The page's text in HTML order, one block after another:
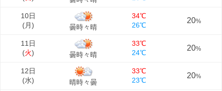
10日
(月) 曇時々晴
34℃
26℃
20%
11日
(火) 曇時々晴
33℃
24℃
20%
12日
(水) 晴時々曇
33℃
23℃
20%